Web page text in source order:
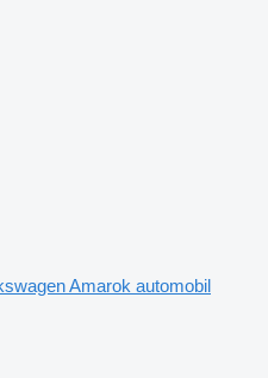
Amarok automobil